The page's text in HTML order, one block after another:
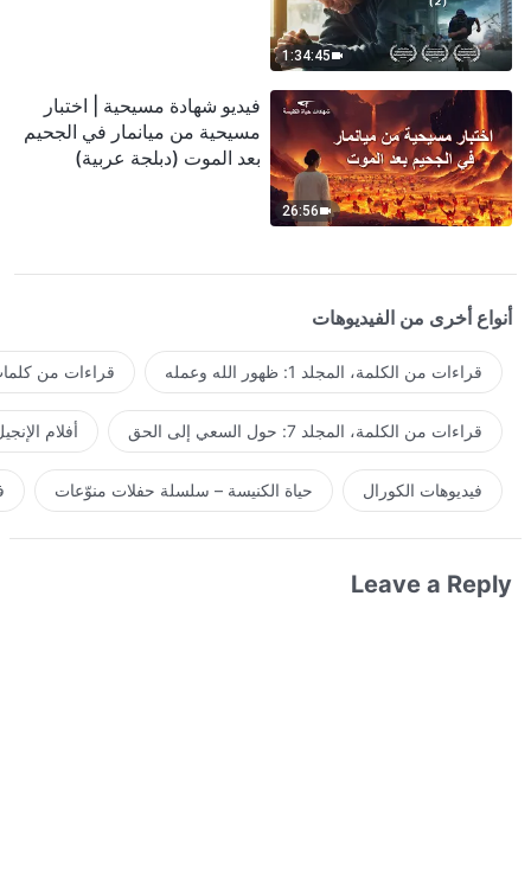
1:34:45
26:56
فيديو شهادة مسيحية | اختبار
مسيحية من ميانمار في الجحيم
بعد الموت (دبلجة عربية)
أنواع أخرى من الفيديوهات
قراءات من الكلمة، المجلد 1: ظهور الله وعمله قراءات من
قراءات من الكلمة، المجلد 7: حول السعي إلى الحق أفلام
فيديوهات الكورال حياة الكنيسة – سلسلة حفلات منوّعات
Leave a Reply